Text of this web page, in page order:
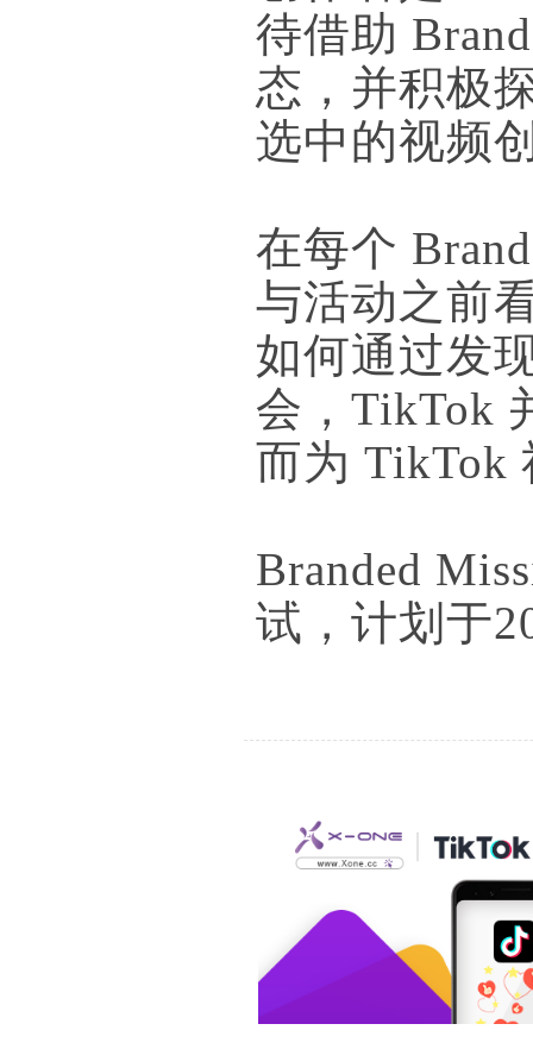
待借助
态，并积极
选中的视频
在每个
与活动之前
如何通过发
会，TikTok
而为 TikTok
Branded
试，计划于